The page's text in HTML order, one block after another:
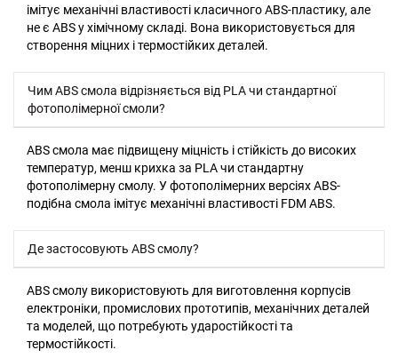
імітує механічні властивості класичного ABS-пластику, але
не є ABS у хімічному складі. Вона використовується для
створення міцних і термостійких деталей.
Чим ABS смола відрізняється від PLA чи стандартної
фотополімерної смоли?
ABS смола має підвищену міцність і стійкість до високих
температур, менш крихка за PLA чи стандартну
фотополімерну смолу. У фотополімерних версіях ABS-
подібна смола імітує механічні властивості FDM ABS.
Де застосовують ABS смолу?
ABS смолу використовують для виготовлення корпусів
електроніки, промислових прототипів, механічних деталей
та моделей, що потребують ударостійкості та
термостійкості.